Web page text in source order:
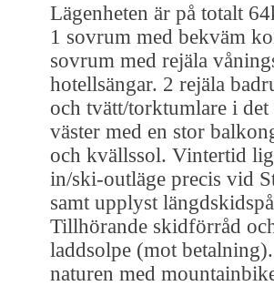
Lägenheten är på totalt
1 sovrum med bekväm
sovrum med rejäla
hotellsängar. 2 rejäla
och tvätt/torktumlare i
väster med en stor
och kvällssol. Vintertid
in/ski-outläge precis vid
samt upplyst
Tillhörande skidförråd
laddsolpe (mot
naturen med